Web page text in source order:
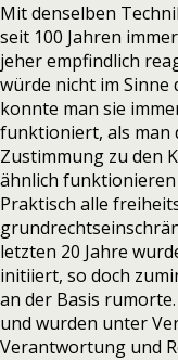
Mit denselben
seit 100 Jahren
jeher empfindlich
würde nicht im Sinne
konnte man sie
funktioniert, als man
Zustimmung zu den
ähnlich funktionieren
Praktisch alle
letzten 20 Jahre
initiiert, so doch
an der Basis
und wurden unter
Verantwortung und